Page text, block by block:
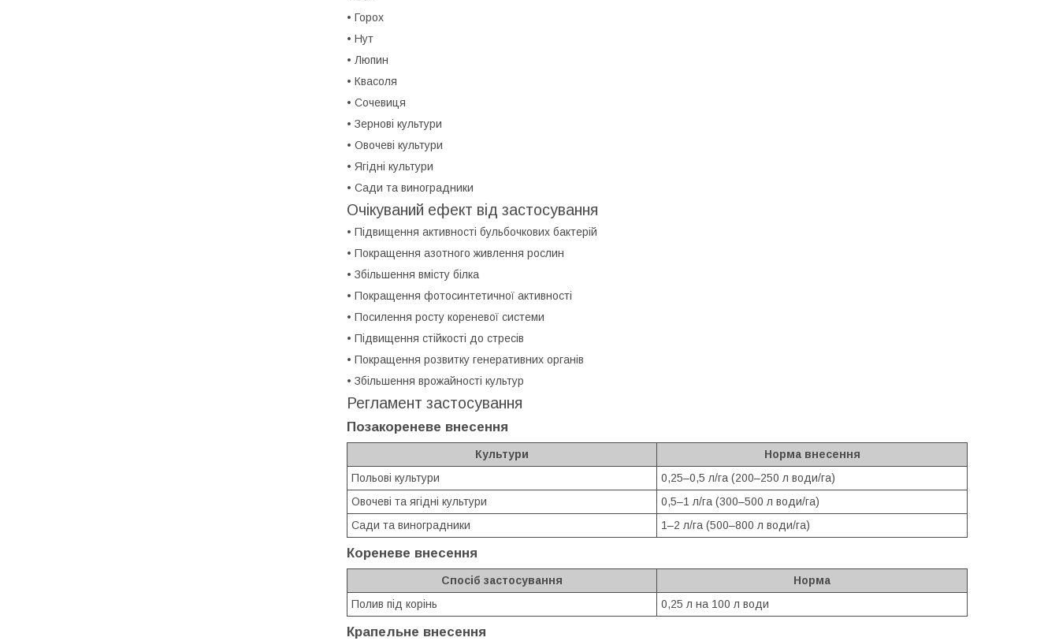
• Горох
• Нут
• Люпин
• Квасоля
• Сочевиця
• Зернові культури
• Овочеві культури
• Ягідні культури
• Сади та виноградники
Очікуваний ефект від застосування
• Підвищення активності бульбочкових бактерій
• Покращення азотного живлення рослин
• Збільшення вмісту білка
• Покращення фотосинтетичної активності
• Посилення росту кореневої системи
• Підвищення стійкості до стресів
• Покращення розвитку генеративних органів
• Збільшення врожайності культур
Регламент застосування
Позакореневе внесення
Культури
Норма внесення
Польові культури
0,25–0,5 л/га (200–250 л води/га)
Овочеві та ягідні культури
0,5–1 л/га (300–500 л води/га)
Сади та виноградники
1–2 л/га (500–800 л води/га)
Кореневе внесення
Спосіб застосування
Норма
Полив під корінь
0,25 л на 100 л води
Крапельне внесення